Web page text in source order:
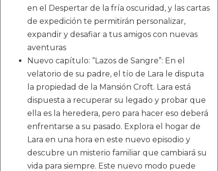
en el Despertar de la fría oscuridad, y las cartas
de expedición te permitirán personalizar,
expandir y desafiar a tus amigos con nuevas
aventuras
Nuevo capítulo: “Lazos de Sangre”: En el
velatorio de su padre, el tío de Lara le disputa
la propiedad de la Mansión Croft. Lara está
dispuesta a recuperar su legado y probar que
ella es la heredera, pero para hacer eso deberá
enfrentarse a su pasado. Explora el hogar de
Lara en una hora en este nuevo episodio y
descubre un misterio familiar que cambiará su
vida para siempre. Este nuevo modo puede